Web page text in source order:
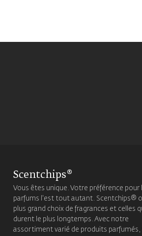
Scentchips®
Vous êtes unique. Votre préférence pour
parfums l'est tout autant. Scentchips®
plus grand choix de fragrances et celles
durent le plus longtemps. Avec notre
assortiment varié de produits parfumés,